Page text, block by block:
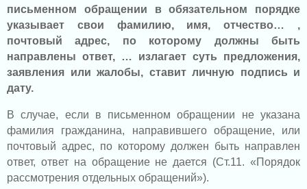
письменном обращении в обязательном порядке
указывает свои фамилию, имя, отчество… ,
почтовый адрес, по которому должны быть
направлены ответ, … излагает суть предложения,
заявления или жалобы, ставит личную подпись и
дату.
В случае, если в письменном обращении не указана
фамилия гражданина, направившего обращение, или
почтовый адрес, по которому должен быть направлен
ответ, ответ на обращение не дается (Ст.11. «Порядок
рассмотрения отдельных обращений»).